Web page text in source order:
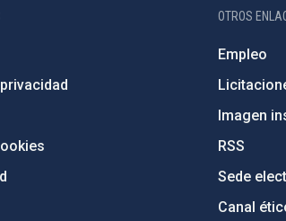
OTROS
Empleo
Imagen
RSS
Sede
Canal